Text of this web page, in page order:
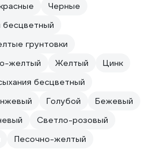
Черные
бесцветный
грунтовки
желтый Желтый
Цинк
бесцветный
Голубой
Бежевый
Светло-розовый
Песочно-желтый